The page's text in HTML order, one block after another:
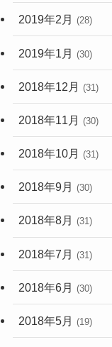
2019年2月 (28)
2019年1月 (30)
2018年12月 (31)
2018年11月 (30)
2018年10月 (31)
2018年9月 (30)
2018年8月 (31)
2018年7月 (31)
2018年6月 (30)
2018年5月 (19)